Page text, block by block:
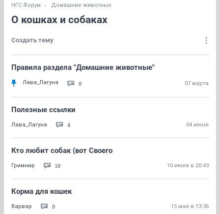
НГС.Форум Домашние животные
О кошках и собаках
Создать тему
Правила раздела "Домашние животные"
Лава_Лагуна 0 07 марта
Полезные ссылки
Лава_Лагуна 4 04 июня
Кто любит собак (вот Своего
Гримнир 10 10 июля в 20:43
Корма для кошек
Варвар 0 15 мая в 13:36